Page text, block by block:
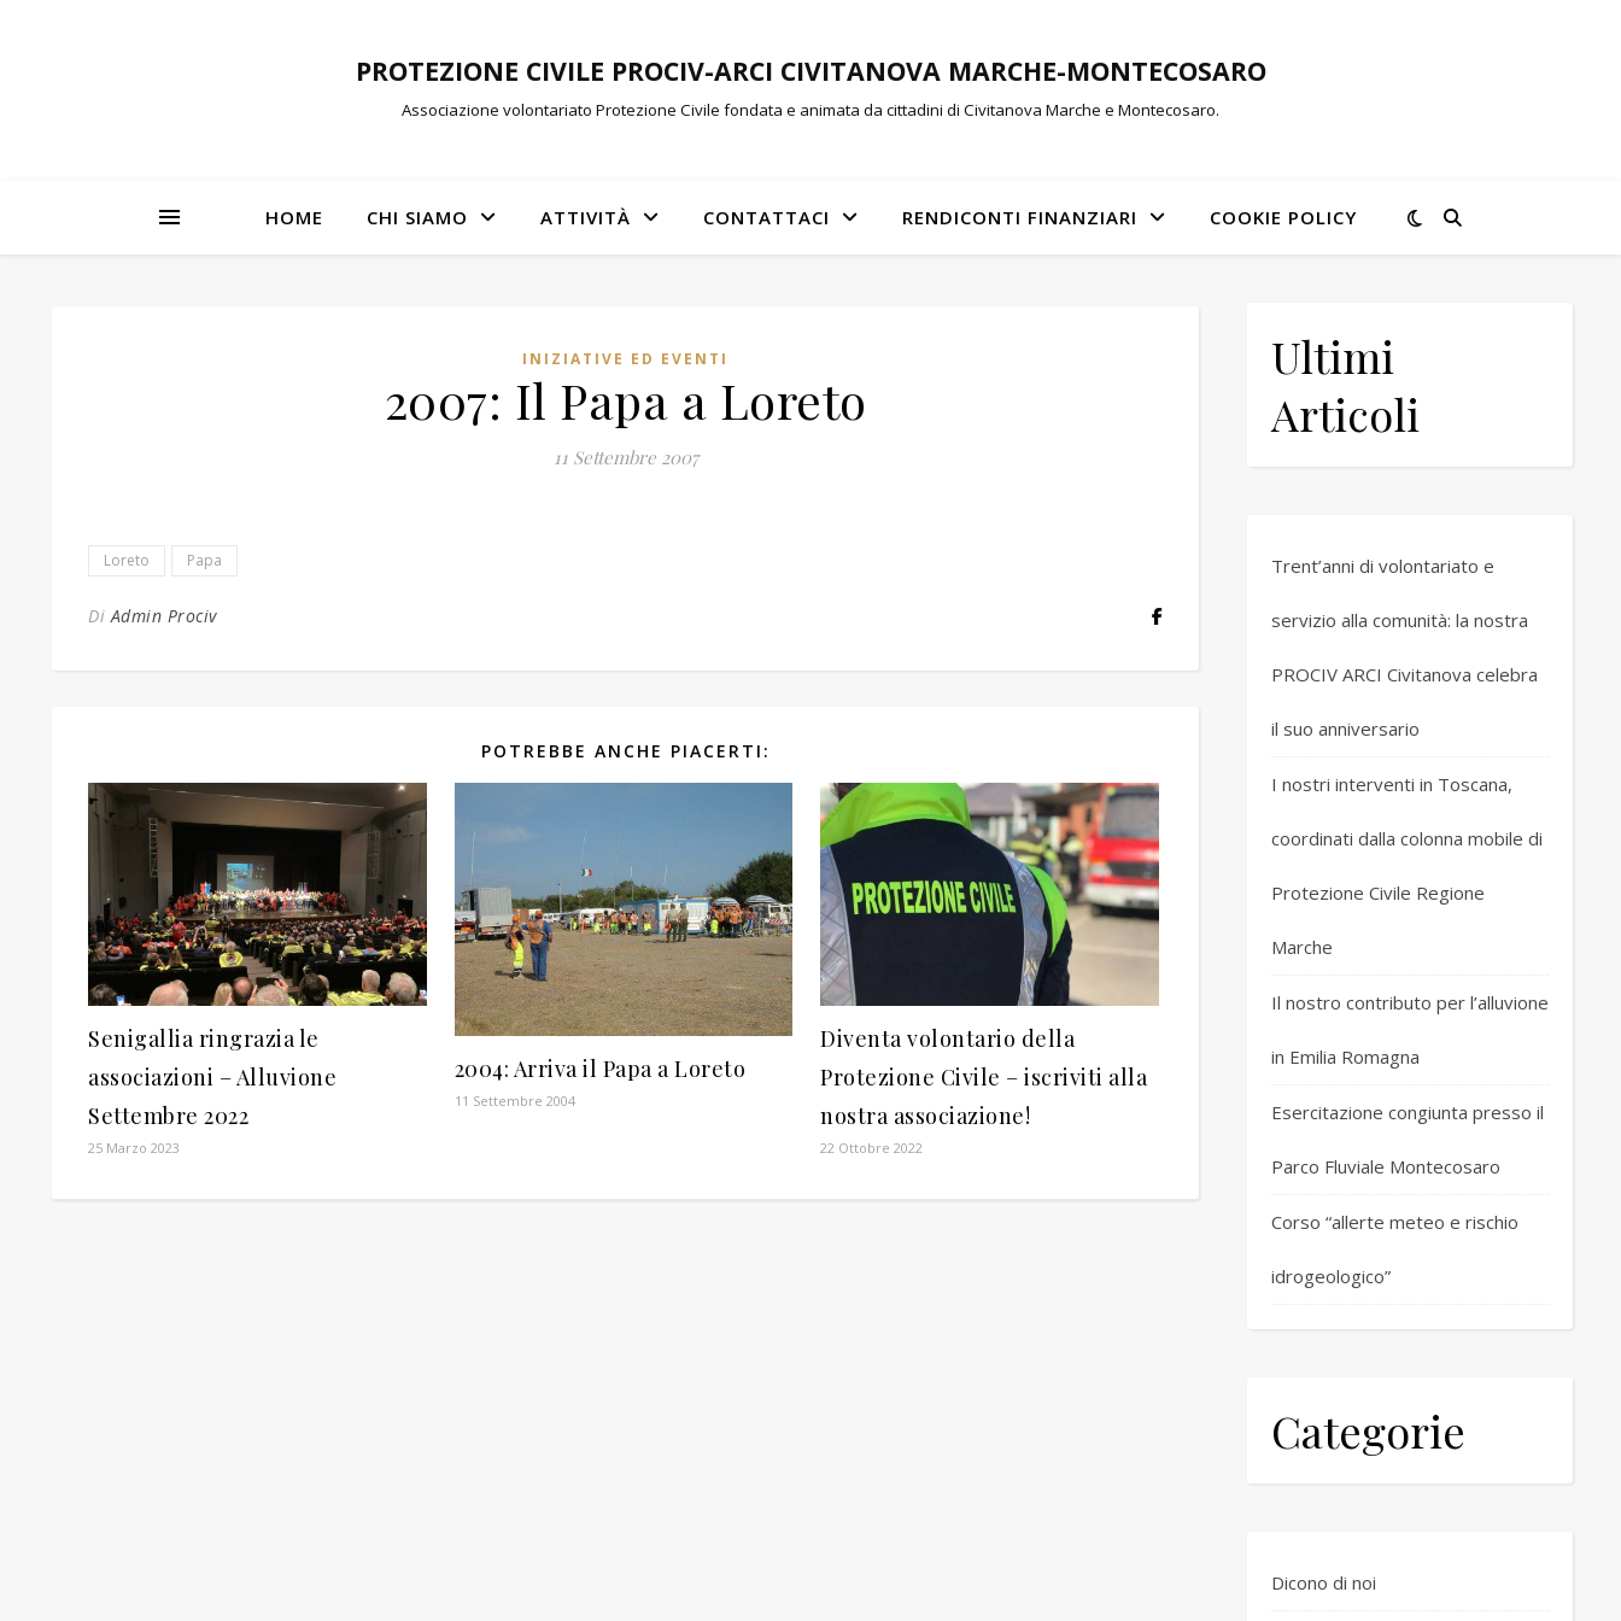
PROTEZIONE CIVILE PROCIV-ARCI CIVITANOVA MARCHE-MONTECOSARO
Associazione volontariato Protezione Civile fondata e animata da cittadini di Civitanova Marche e Montecosaro.
HOME CHI SIAMO ATTIVITÀ CONTATTACI RENDICONTI FINANZIARI COOKIE POLICY
INIZIATIVE ED EVENTI
2007: Il Papa a Loreto
11 Settembre 2007
Loreto Papa
DiAdmin Prociv
POTREBBE ANCHE PIACERTI:
Senigallia ringrazia le
associazioni – Alluvione
Settembre 2022
25 Marzo 2023
2004: Arriva il Papa a Loreto
11 Settembre 2004
Diventa volontario della
Protezione Civile – iscriviti alla
nostra associazione!
22 Ottobre 2022
Ultimi
Articoli
Trent’anni di volontariato e
servizio alla comunità: la nostra
PROCIV ARCI Civitanova celebra
il suo anniversario
I nostri interventi in Toscana,
coordinati dalla colonna mobile di
Protezione Civile Regione
Marche
Il nostro contributo per l’alluvione
in Emilia Romagna
Esercitazione congiunta presso il
Parco Fluviale Montecosaro
Corso “allerte meteo e rischio
idrogeologico”
Categorie
Dicono di noi